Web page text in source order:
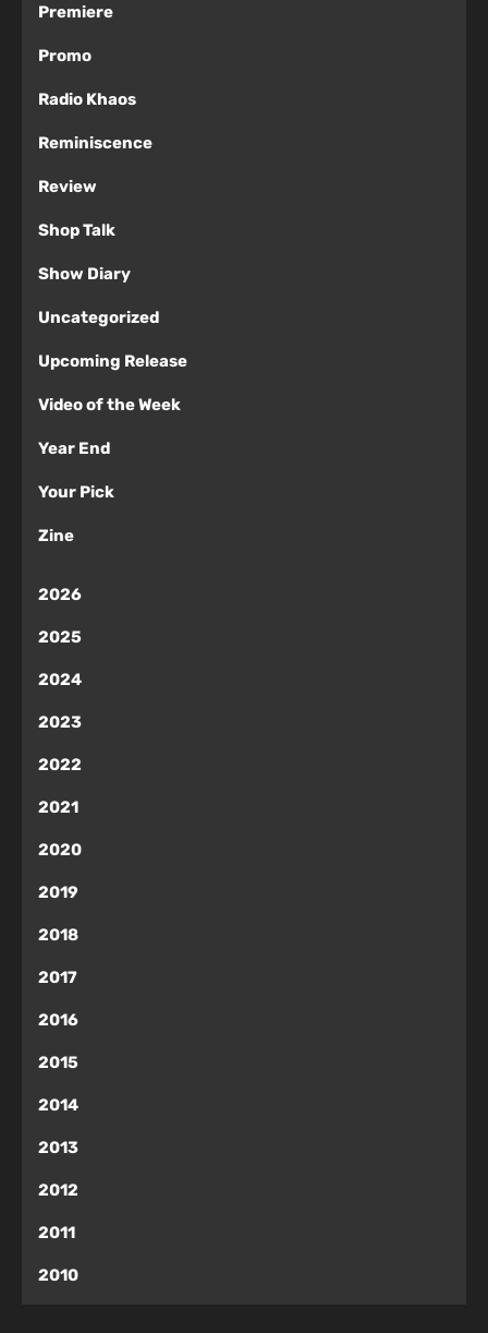
Premiere
Promo
Radio Khaos
Reminiscence
Review
Shop Talk
Show Diary
Uncategorized
Upcoming Release
Video of the Week
Year End
Your Pick
Zine
2026
2025
2024
2023
2022
2021
2020
2019
2018
2017
2016
2015
2014
2013
2012
2011
2010